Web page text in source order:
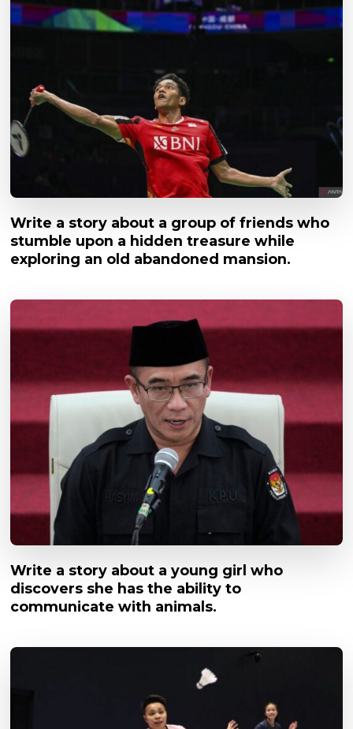
Write a story about a group of friends who
stumble upon a hidden treasure while
exploring an old abandoned mansion.
Write a story about a young girl who
discovers she has the ability to
communicate with animals.